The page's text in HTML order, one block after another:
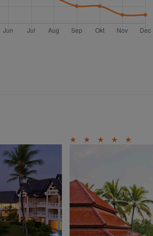
★ ★ ★ ★ ★